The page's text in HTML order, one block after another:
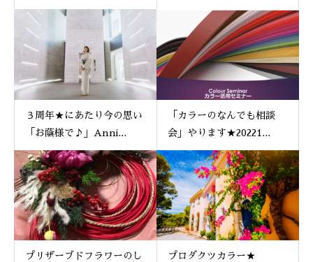
３周年★にあたり今の思い
「お蔭様で♪」Anni...
「カラーのなんでも相談
会」やります★20221...
プリザーブドフラワーのし プロダクツカラー★